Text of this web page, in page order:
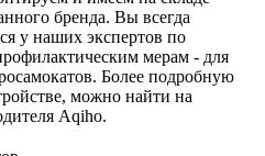
бренда. Вы всегда
у наших экспертов по
мерам - для
Более подробную
можно найти на
Aqiho.